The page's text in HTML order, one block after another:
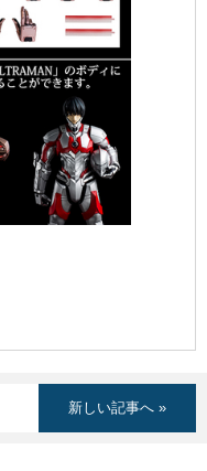
新しい記事へ »